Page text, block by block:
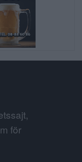
för